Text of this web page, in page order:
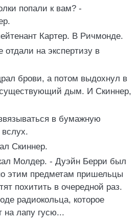
попали к вам? -
Картер. В Ричмонде.
на экспертизу в
брови, а потом выдохнул в
дым. И Скиннер,
в бумажную
вслух.
Скиннер.
Молдер. - Дуэйн Берри был
этим предметам пришельцы
похитить в очередной раз.
радиокольца, которое
на лапу гусю...